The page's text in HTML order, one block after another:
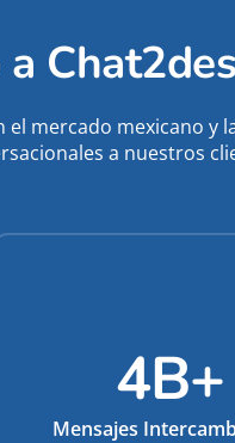
mercado mexicano y
a nuestros
Mensajes
4B+